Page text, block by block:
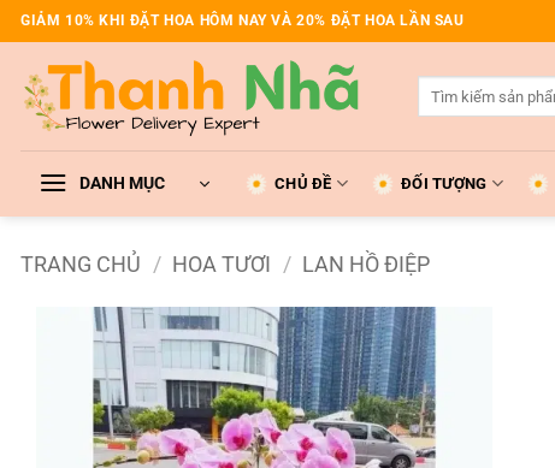
Bỏ
qua
dung
GIẢM 10% KHI ĐẶT HOA HÔM NAY VÀ 20% ĐẶT HOA LẦN SAU
DANH MỤC CHỦ ĐỀ ĐỐI TƯỢNG
TRANG CHỦ / HOA TƯƠI / LAN HỒ ĐIỆP
Add to
wishlist